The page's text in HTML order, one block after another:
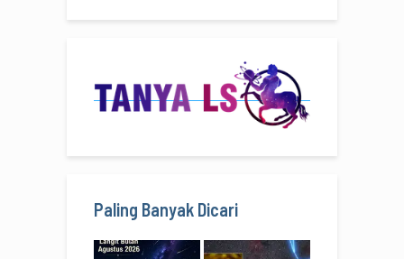
Paling Banyak Dicari